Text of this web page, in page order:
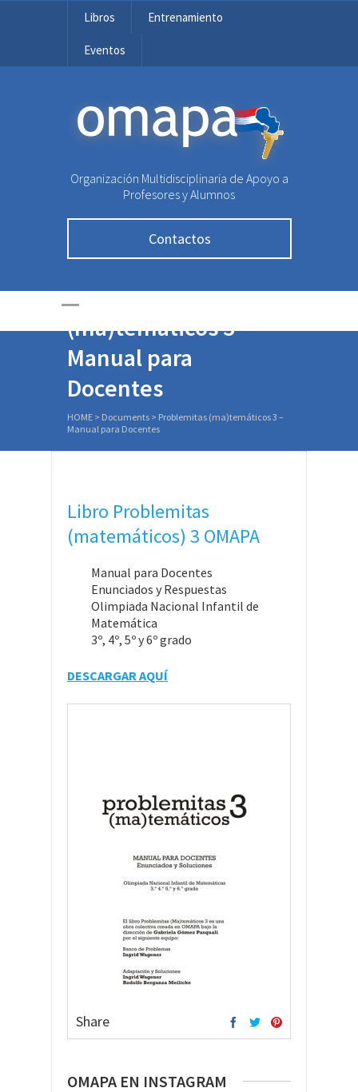
Libros Entrenamiento
Eventos
OMAPA
Organización Multidisciplinaria de Apoyo a
Profesores y Alumnos
Contactos
Problemitas
(ma)temáticos 3 –
Manual para
Docentes
HOME > Documents > Problemitas (ma)temáticos 3 –
Manual para Docentes
Libro Problemitas
(matemáticos) 3 OMAPA
Manual para Docentes
Enunciados y Respuestas
Olimpiada Nacional Infantil de
Matemática
3º, 4º, 5º y 6º grado
DESCARGAR AQUÍ
Share
OMAPA EN INSTAGRAM